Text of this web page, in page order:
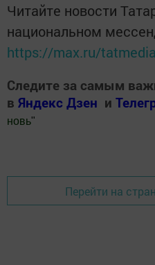
Читайте новости
национальном
https://max.ru/tatmedia
Следите за самым
в Яндекс Дзен и
новь"
Перейти на